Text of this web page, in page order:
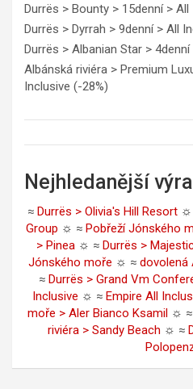
Durrës > Bounty > 15denní >
Durrës > Dyrrah > 9denní > All
Durrës > Albanian Star >
Albánská riviéra > Premium
Inclusive (-28%)
Nejhledanější
≈ Durrës > Olivia's Hill Resort ☼
Group ☼ ≈ Pobřeží Jónského
> Pinea ☼ ≈ Durrës >
Jónského moře ☼ ≈ dovolená
≈ Durrës > Grand Vm
Inclusive ☼ ≈ Empire All
moře > Aler Bianco Ksamil☼ ≈
riviéra > Sandy Beach ☼ ≈